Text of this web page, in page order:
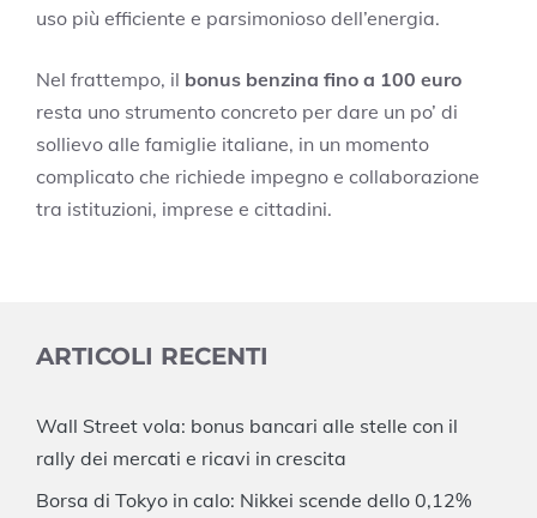
uso più efficiente e parsimonioso dell’energia.
Nel frattempo, il bonus benzina fino a 100 euro
resta uno strumento concreto per dare un po’ di
sollievo alle famiglie italiane, in un momento
complicato che richiede impegno e collaborazione
tra istituzioni, imprese e cittadini.
ARTICOLI RECENTI
Wall Street vola: bonus bancari alle stelle con il
rally dei mercati e ricavi in crescita
Borsa di Tokyo in calo: Nikkei scende dello 0,12%